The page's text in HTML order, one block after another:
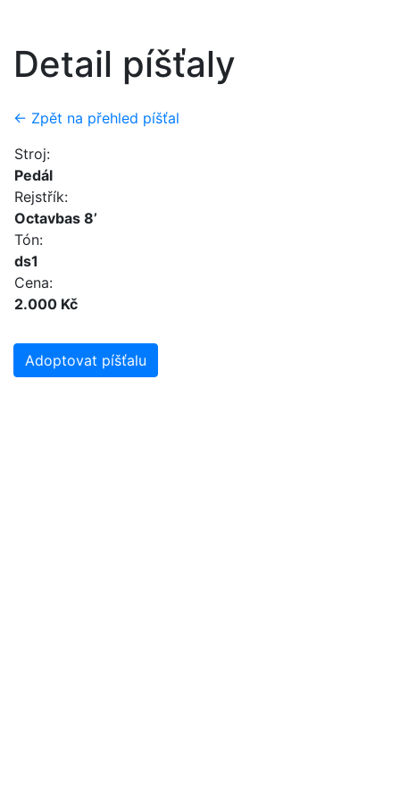
Detail píšťaly
← Zpět na přehled píšťal
Stroj:
Pedál
Rejstřík:
Octavbas 8’
Tón:
ds1
Cena:
2.000 Kč
Adoptovat píšťalu